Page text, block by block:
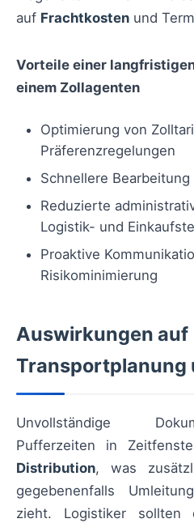
auf Frachtkosten und
Vorteile einer
einem Zollagenten
Optimierung von
Präferenzregelungen
Schnellere
Reduzierte
Logistik- und
Proaktive
Risikominimierung
Auswirkungen auf
Transportplanung
Unvollständige
Pufferzeiten in
Distribution, was
gegebenenfalls
zieht. Logistiker sollten